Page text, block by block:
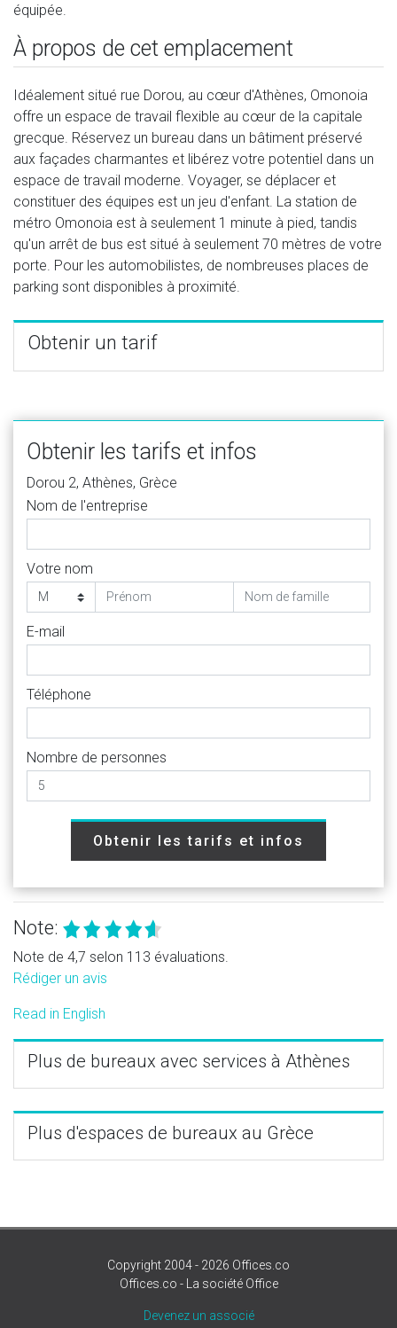
équipée.
À propos de cet emplacement
Idéalement situé rue Dorou, au cœur d'Athènes, Omonoia
offre un espace de travail flexible au cœur de la capitale
grecque. Réservez un bureau dans un bâtiment préservé
aux façades charmantes et libérez votre potentiel dans un
espace de travail moderne. Voyager, se déplacer et
constituer des équipes est un jeu d'enfant. La station de
métro Omonoia est à seulement 1 minute à pied, tandis
qu'un arrêt de bus est situé à seulement 70 mètres de votre
porte. Pour les automobilistes, de nombreuses places de
parking sont disponibles à proximité.
Obtenir un tarif
Obtenir les tarifs et infos
Dorou 2, Athènes, Grèce
Nom de l'entreprise
Votre nom
E-mail
Téléphone
Nombre de personnes
Obtenir les tarifs et infos
Note:
Note de 4,7 selon 113 évaluations.
Rédiger un avis
Read in English
Plus de bureaux avec services à Athènes
Plus d'espaces de bureaux au Grèce
Copyright 2004 - 2026 Offices.co
Offices.co - La société Office
Devenez un associé